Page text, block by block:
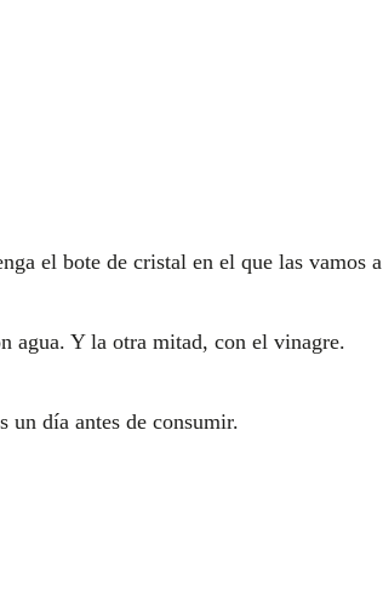
el bote de cristal en el que las vamos a
agua. Y la otra mitad, con el vinagre.
un día antes de consumir.